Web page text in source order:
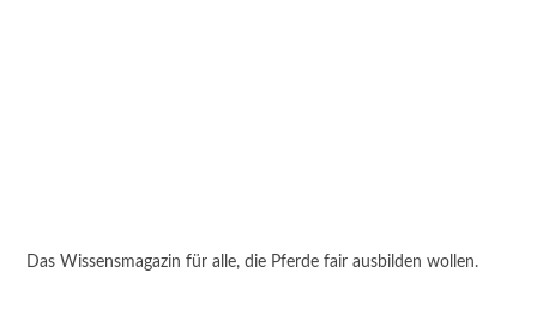
Das Wissensmagazin für alle, die Pferde fair ausbilden wollen.